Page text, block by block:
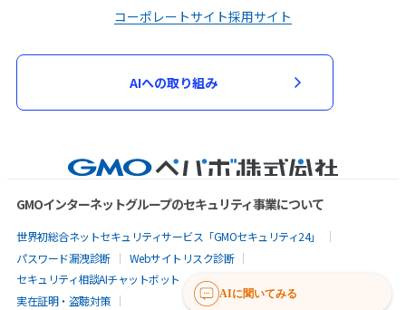
コーポレートサイト採用サイト
AIへの取り組み
GMOインターネットグループのセキュリティ事業について
世界初総合ネットセキュリティサービス「GMOセキュリティ24」
パスワード漏洩診断
Webサイトリスク診断
セキュリティ相談AIチャットボット
実在証明・盗聴対策
AIに聞いてみる